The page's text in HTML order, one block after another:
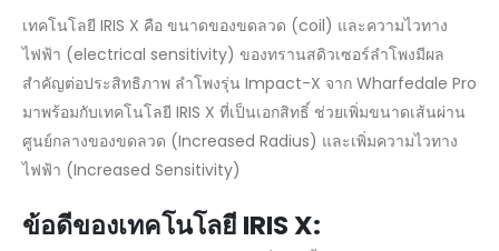
เทคโนโลยี IRIS X คือ ขนาดของขดลวด (coil) และความไวทาง
ไฟฟ้า (electrical sensitivity) ของทรานสดิวเซอร์ลำโพงมีผล
สำคัญต่อประสิทธิภาพ ลำโพงรุ่น Impact-X จาก Wharfedale Pro
มาพร้อมกับเทคโนโลยี IRIS X ที่เป็นเอกสิทธิ์ ช่วยเพิ่มขนาดเส้นผ่าน
ศูนย์กลางของขดลวด (Increased Radius) และเพิ่มความไวทาง
ไฟฟ้า (Increased Sensitivity)
ข้อดีของเทคโนโลยี IRIS X: